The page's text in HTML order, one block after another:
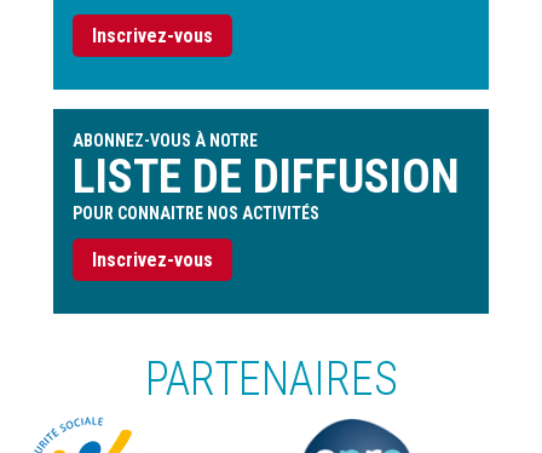
Inscrivez-vous
ABONNEZ-VOUS À NOTRE
LISTE DE DIFFUSION
POUR CONNAITRE NOS ACTIVITÉS
Inscrivez-vous
PARTENAIRES